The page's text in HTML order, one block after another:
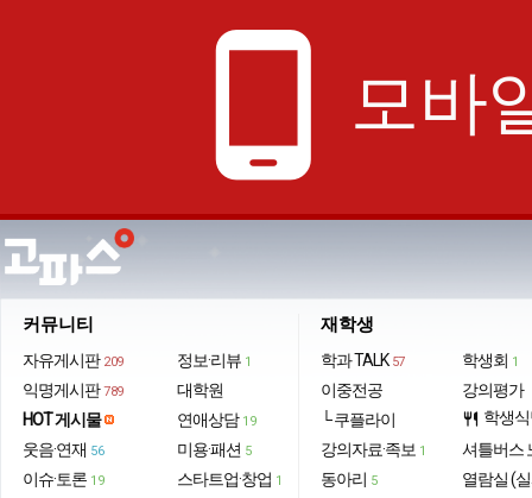
phone_android 모바
커뮤니티
자유게시판 209
익명게시판 789
HOT 게시물
웃음·연재 56
이슈·토론 19
정보·리뷰 1
대학원
연애상담 19
미용·패션 5
스타트업·창업 1
재학생
학과 TALK 57
이중전공
└ 쿠플라이
강의자료·족보 1
동아리 5
학생회 1
강의평가
restaurant 학생
셔틀버스
열람실 (